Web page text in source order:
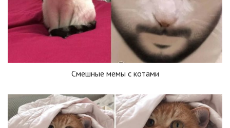
Смешные мемы с котами